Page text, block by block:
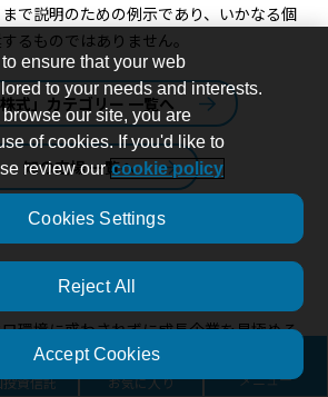
投資信託 お気に入り メニュー
で説明のための例示であり、いかなる個
るものではありません。
式」カテゴリー 一覧へ
知の広場 一覧へ
環境に惑わされずに成長企業を見極める
ensure that your web
to your needs and interests.
our site, you are
of cookies. If you'd like to
review our cookie policy
Cookies Settings
Reject All
Accept Cookies